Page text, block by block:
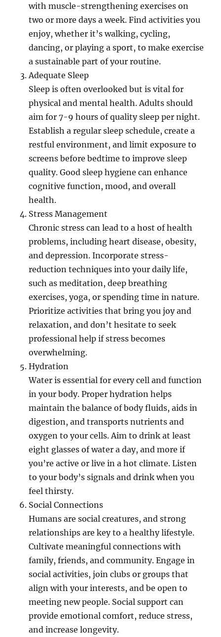
with muscle-strengthening exercises on
two or more days a week. Find activities you
enjoy, whether it’s walking, cycling,
dancing, or playing a sport, to make exercise
a sustainable part of your routine.
Adequate Sleep
Sleep is often overlooked but is vital for
physical and mental health. Adults should
aim for 7-9 hours of quality sleep per night.
Establish a regular sleep schedule, create a
restful environment, and limit exposure to
screens before bedtime to improve sleep
quality. Good sleep hygiene can enhance
cognitive function, mood, and overall
health.
Stress Management
Chronic stress can lead to a host of health
problems, including heart disease, obesity,
and depression. Incorporate stress-
reduction techniques into your daily life,
such as meditation, deep breathing
exercises, yoga, or spending time in nature.
Prioritize activities that bring you joy and
relaxation, and don’t hesitate to seek
professional help if stress becomes
overwhelming.
Hydration
Water is essential for every cell and function
in your body. Proper hydration helps
maintain the balance of body fluids, aids in
digestion, and transports nutrients and
oxygen to your cells. Aim to drink at least
eight glasses of water a day, and more if
you’re active or live in a hot climate. Listen
to your body’s signals and drink when you
feel thirsty.
Social Connections
Humans are social creatures, and strong
relationships are key to a healthy lifestyle.
Cultivate meaningful connections with
family, friends, and community. Engage in
social activities, join clubs or groups that
align with your interests, and be open to
meeting new people. Social support can
provide emotional comfort, reduce stress,
and increase longevity.